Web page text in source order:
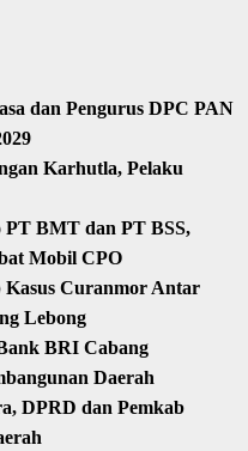
dan Pengurus DPC PAN
Karhutla, Pelaku
BMT dan PT BSS,
Mobil CPO
Curanmor Antar
Lebong
BRI Cabang
Daerah
DPRD dan Pemkab